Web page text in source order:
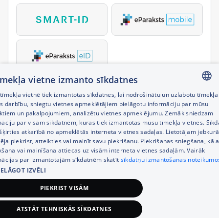
LATVIAN
RUSSIAN
ENGLISH
vietne izmanto sīkdatnes
vietnē tiek izmantotas sīkdatnes, lai nodrošinātu un uzlabotu tīmekļa
darbību, sniegtu vietnes apmeklētājiem pielāgotu informāciju par mūsu
un pakalpojumiem, analizētu vietnes apmeklējumu. Zemāk sniedzam
par visām sīkdatnēm, kuras tiek izmantotas mūsu tīmekļa vietnēs.
atkarībā no apmeklētās interneta vietnes sadaļas. Lietotājam
piekrist, atteikties vai mainīt savu piekrišanu. Piekrišanas sniegšana, kā
vai mainīšana attiecas uz visām interneta vietnes sadaļām. Vairāk
par izmantotajām sīkdatnēm skatīt sīkdatņu izmantošanas
IZVĒLI
PIEKRIST VISĀM
ATSTĀT TEHNISKĀS SĪKDATNES